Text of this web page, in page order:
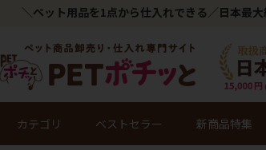
＼ペット用品を1点から仕入れできる／日本最
カテゴリ ベストセラー 新商品特集